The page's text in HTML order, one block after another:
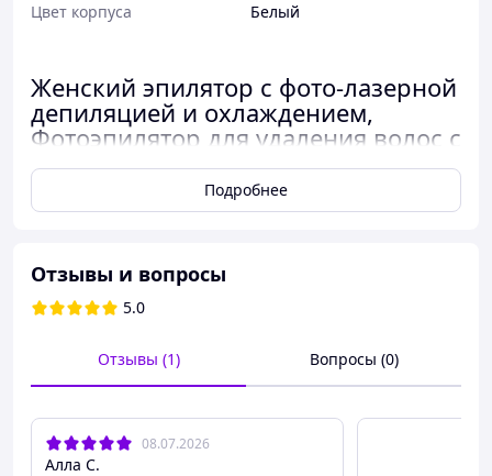
Цвет корпуса
Белый
Женский эпилятор с фото-лазерной
депиляцией и охлаждением,
Фотоэпилятор для удаления волос с
5 уровнями мощности
Подробнее
Отзывы и вопросы
5.0
Отзывы (1) Вопросы (0)
08.07.2026
Алла С.